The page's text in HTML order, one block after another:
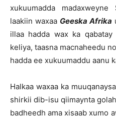
xukuumadda
laakiin waxaa Geeska Afrika
illaa hadda wax ka
keliya, taasna macnaheedu
hadda ee xukuumaddu aanu
Halkaa waxaa ka
shirkii dib-isu qiimaynta
badheedh ama xisaab xumo